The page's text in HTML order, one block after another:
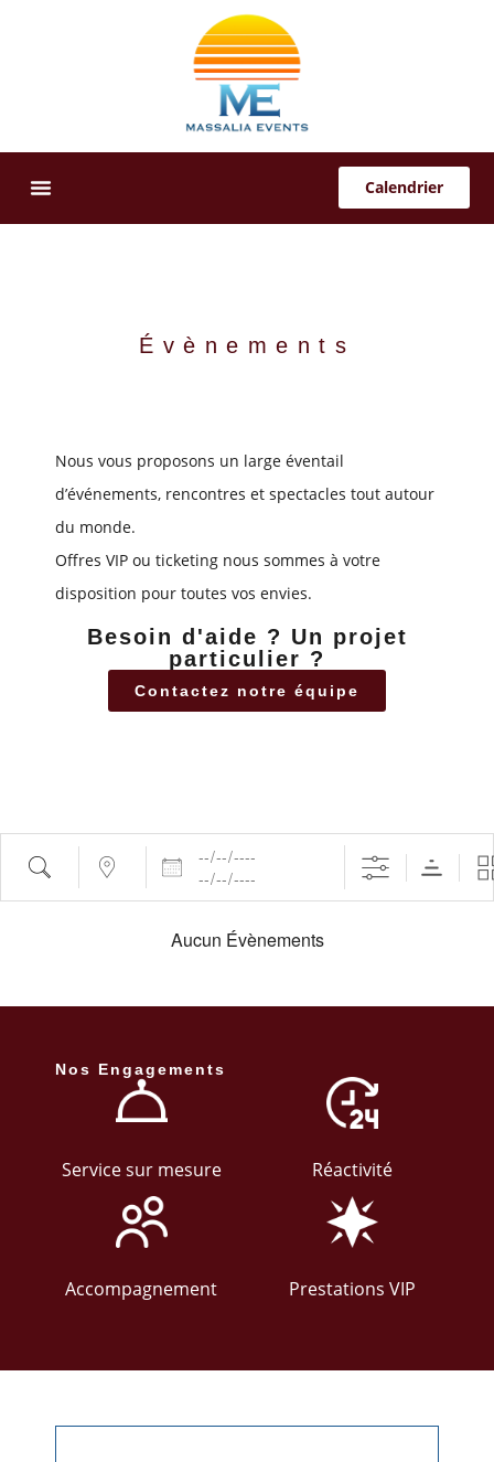
Calendrier
Évènements
Nous vous proposons un large éventail
d’événements, rencontres et spectacles tout autour
du monde.
Offres VIP ou ticketing nous sommes à votre
disposition pour toutes vos envies.
Besoin d'aide ? Un projet
particulier ?
Contactez notre équipe
Aucun Évènements
Nos Engagements
Service sur mesure Réactivité
Accompagnement Prestations VIP